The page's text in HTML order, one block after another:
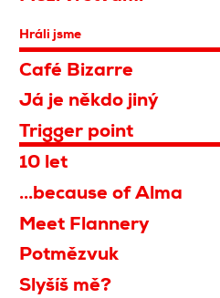
Hráli jsme
Café Bizarre
Já je někdo jiný
Trigger point
10 let
...because of Alma
Meet Flannery
Potmězvuk
Slyšíš mě?